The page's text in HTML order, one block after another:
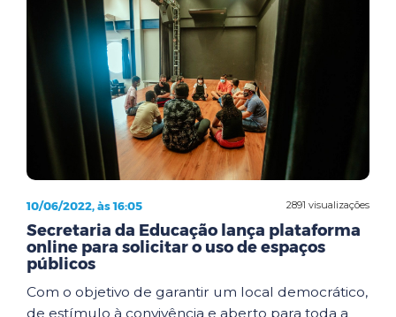
2891 visualizações
10/06/2022, às 16:05
Secretaria da Educação lança plataforma
online para solicitar o uso de espaços
públicos
Com o objetivo de garantir um local democrático,
de estímulo à convivência e aberto para toda a